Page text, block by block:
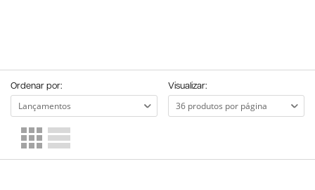
Ordenar por: Visualizar: